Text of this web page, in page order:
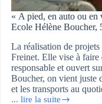
« A pied, en auto ou en
Ecole Hélène Boucher,
La réalisation de
Freinet. Elle vise à faire
responsable et ouvert
Boucher, on vient juste
et les transports au
... lire la suite